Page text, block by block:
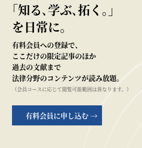
｢知る､学ぶ､拓く｡｣
を日常に。
有料会員への登録で、
ここだけの限定記事のほか
過去の文献まで
法律分野のコンテンツが読み放題。
（会員コースに応じて閲覧可能範囲は異なります。）
有料会員に申し込む →